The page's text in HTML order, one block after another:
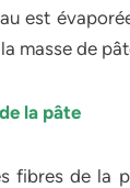
est
masse de
la pâte
fibres de la